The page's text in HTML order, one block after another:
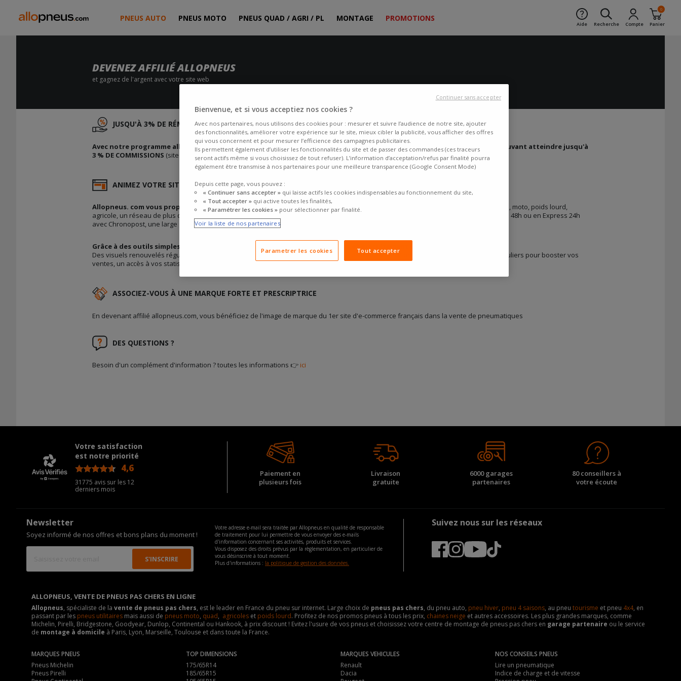
PNEUS AUTO PNEUS MOTO PNEUS QUAD / AGRI / PL MONTAGE PROMOTIONS
Aide Recherche Compte
0
Panier
DEVENEZ AFFILIÉ ALLOPNEUS
et gagnez de l'argent avec votre site web
JUSQU'À 3% DE RÉMUNÉRATION !
Avec notre programme allopneus affiliés, rentabilisez votre site en bénéficiant d'une rémunération très avantageuse, pouvant atteindre jusqu'à
3 % DE COMMISSIONS (sites affinitaires : auto..)
ANIMEZ VOTRE SITE GRATUITEMENT
Allopneus. com vous propose une sélection de pneumatiques et de services exclusifs :
tourisme été-hiver, 4x4, utilitaires, quad, moto, poids lourd,
agricole, un réseau de plus de 6000 stations de montage partout en France, la possibilité de vous faire livrer à domicile ou au bureau en 48h ou en Express 24h
avec Chronopost, une large gamme d'accessoires (jantes, kit réparation crevaison, chaines neige..).
Grâce à des outils simples et efficaces, vous pourrez animer très facilement et gratuitement votre site.
Des visuels renouvelés régulièrement, des opérations exclusives pour les sites affiliés (code promotion réservés..), des challenges réguliers pour booster vos
ventes, un accès à vos statistiques 24h/24h.
ASSOCIEZ-VOUS À UNE MARQUE FORTE ET PRESCRIPTRICE
En devenant affilié allopneus.com, vous bénéficiez de l'image de marque du 1er site d'e-commerce français dans la vente de pneumatiques
DES QUESTIONS ?
Besoin d'un complément d'information ? toutes les informations 👉 ici
Votre satisfaction
est notre priorité
4,6
31775 avis sur les 12
derniers mois
Paiement en
plusieurs fois
Livraison
gratuite
6000 garages
partenaires
80 conseillers à
votre écoute
Newsletter
Soyez informé de nos offres et bons plans du moment !
Votre adresse e-mail sera traitée par Allopneus en qualité de responsable
de traitement pour lui permettre de vous envoyer des e-mails
d'information concernant ses activités, produits et services.
Vous disposez des droits prévus par la règlementation, en particulier de
vous désinscrire à tout moment.
Plus d'informations : la politique de gestion des données.
Suivez nous sur les réseaux
ALLOPNEUS, VENTE DE PNEUS PAS CHERS EN LIGNE
Allopneus, spécialiste de la vente de pneus pas chers, est le leader en France du pneu sur internet. Large choix de pneus pas chers, du pneu auto, pneu hiver, pneu 4 saisons, au pneu tourisme et pneu 4x4, en
passant par les pneus utilitaires mais aussi de pneus moto, quad, agricoles et poids lourd. Profitez de nos promos pneus à tous les prix, chaines neige et autres accessoires. Les plus grandes marques, comme
Michelin, Pirelli, Bridgestone, Goodyear, Dunlop, Continental ou Hankook, à prix discount ! Evitez l'usure de vos pneus et choisissez votre centre de montage de pneus pas chers en garage partenaire ou le service
de montage à domicile à Paris, Lyon, Marseille, Toulouse et dans toute la France.
MARQUES PNEUS
Pneus Michelin
Pneus Pirelli
TOP DIMENSIONS
175/65R14
185/65R15
MARQUES VEHICULES
Renault
Dacia
NOS CONSEILS PNEUS
Lire un pneumatique
Indice de charge et de vitesse
Bienvenue, et si vous acceptiez nos cookies ?
Avec nos partenaires, nous utilisons des cookies pour : mesurer et suivre l’audience de notre site, ajouter
des fonctionnalités, améliorer votre expérience sur le site, mieux cibler la publicité, vous afficher des offres
qui vous concernent et pour mesurer l’efficience des campagnes publicitaires.
Ils permettent également d’utiliser les fonctionnalités du site et de passer des commandes (ces traceurs
seront actifs même si vous choisissez de tout refuser). L’information d’acceptation/refus par finalité pourra
également être transmise à nos partenaires pour une meilleure transparence (Google Consent Mode)
Depuis cette page, vous pouvez :
« Continuer sans accepter » qui laisse actifs les cookies indispensables au fonctionnement du site,
« Tout accepter » qui active toutes les finalités,
« Paramétrer les cookies » pour sélectionner par finalité.
Voir la liste de nos partenaires
Parametrer les cookies Tout accepter
Continuer sans accepter